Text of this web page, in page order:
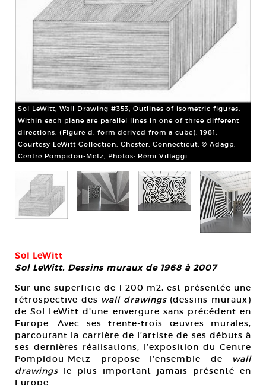
Sol LeWitt, Wall Drawing #353, Outlines of isometric figures.
Within each plane are parallel lines in one of three different
directions. (Figure d, form derived from a cube), 1981.
Courtesy LeWitt Collection, Chester, Connecticut, © Adagp,
Centre Pompidou-Metz, Photos: Rémi Villaggi
Sol LeWitt
Sol LeWitt. Dessins muraux de 1968 à 2007
Sur une superficie de 1 200 m2, est présentée une
rétrospective des wall drawings(dessins muraux)
de Sol LeWitt d’une envergure sans précédent en
Europe. Avec ses trente-trois œuvres murales,
parcourant la carrière de l’artiste de ses débuts à
ses dernières réalisations, l’exposition du Centre
Pompidou-Metz propose l’ensemble de
wall
drawings le plus important jamais présenté en
Europe.